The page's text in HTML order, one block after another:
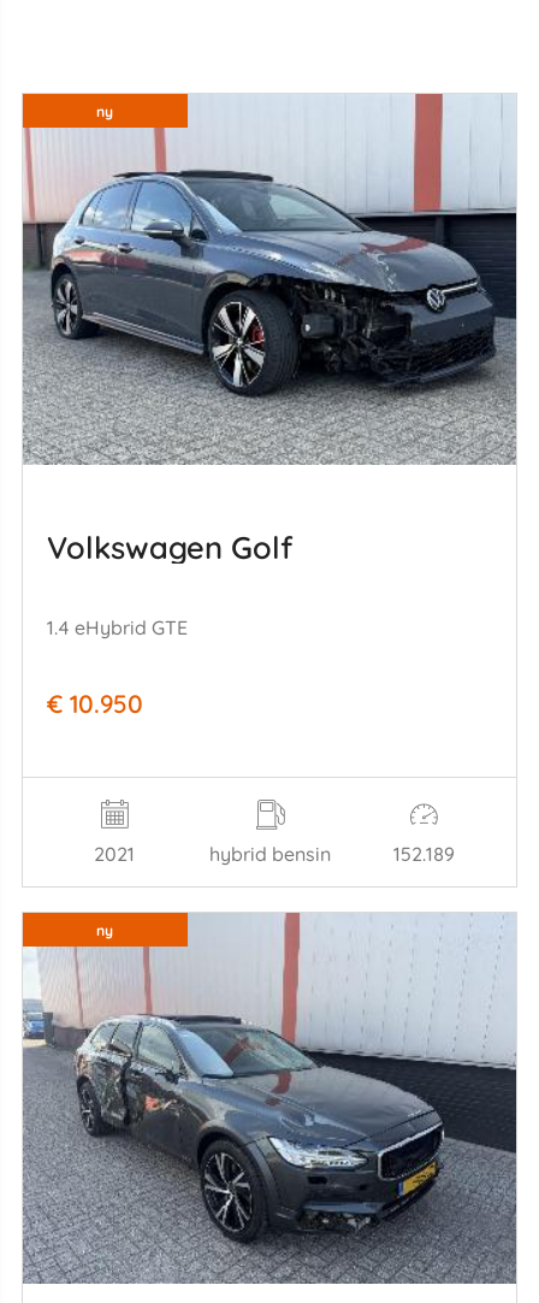
ny
Volkswagen Golf
1.4 eHybrid GTE
€ 10.950
2021 hybrid bensin 152.189
ny